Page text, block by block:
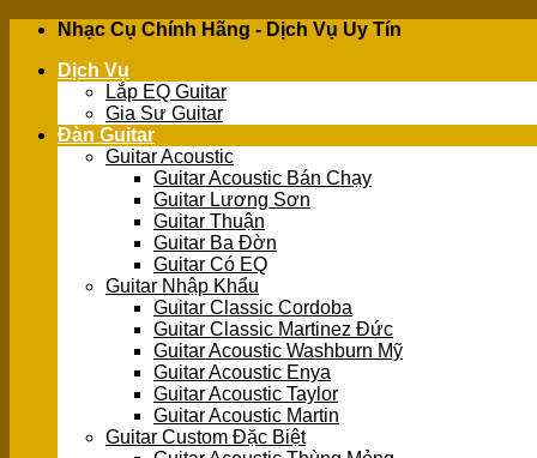
Skip
content
Nhạc Cụ Chính Hãng - Dịch Vụ Uy Tín
Dịch Vụ
Lắp EQ Guitar
Gia Sư Guitar
Đàn Guitar
Guitar Acoustic
Guitar Acoustic Bán Chạy
Guitar Lương Sơn
Guitar Thuận
Guitar Ba Đờn
Guitar Có EQ
Guitar Nhập Khẩu
Guitar Classic Cordoba
Guitar Classic Martinez Đức
Guitar Acoustic Washburn Mỹ
Guitar Acoustic Enya
Guitar Acoustic Taylor
Guitar Acoustic Martin
Guitar Custom Đặc Biệt